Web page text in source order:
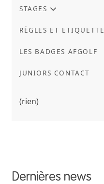
STAGES
RÈGLES ET ETIQUETTE
LES BADGES AFGOLF
JUNIORS CONTACT
(rien)
Dernières news